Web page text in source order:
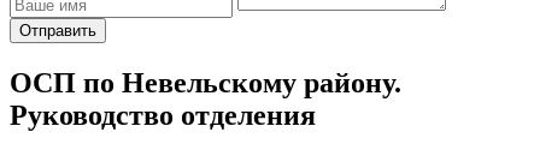
Отправить
ОСП по Невельскому району.
Руководство отделения